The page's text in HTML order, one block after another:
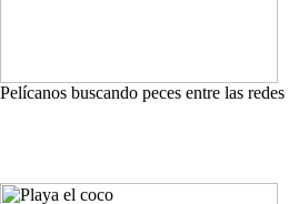
Pelícanos buscando peces entre las redes